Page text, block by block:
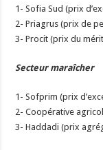
1- Sofia Sud (prix
2- Priagrus (prix de
3- Procit (prix du
Secteur maraîcher
1- Sofprim (prix
2- Coopérative
3- Haddadi (prix